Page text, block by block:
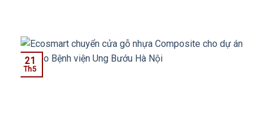
21
Th5